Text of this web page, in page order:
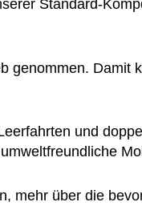
Standard-
genommen. Damit
und
mehr über die